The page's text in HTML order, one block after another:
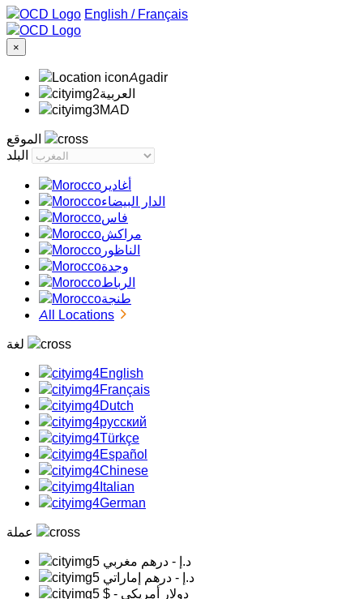
/ Français
×
Agadir
‏العربية‏
MAD
أغادير
الدار البيضاء
فاس
مراكش
الناظور
وجدة
الرباط
طنجة
All Locations
English
Français
Dutch
русский
Türkçe
Español
Chinese
Italian
German
د.إ - درهم مغربي
د.إ - درهم إماراتي
$
- دولار أمريكي